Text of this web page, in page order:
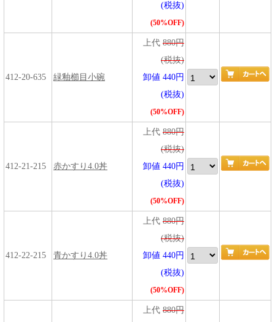
(税抜)
(50%OFF)
412-20-635 緑釉櫛目小碗
上代 880円
(税抜)
卸値 440円
(税抜)
(50%OFF)
412-21-215 赤かすり4.0丼
上代 880円
(税抜)
卸値 440円
(税抜)
(50%OFF)
412-22-215 青かすり4.0丼
上代 880円
(税抜)
卸値 440円
(税抜)
(50%OFF)
上代 880円